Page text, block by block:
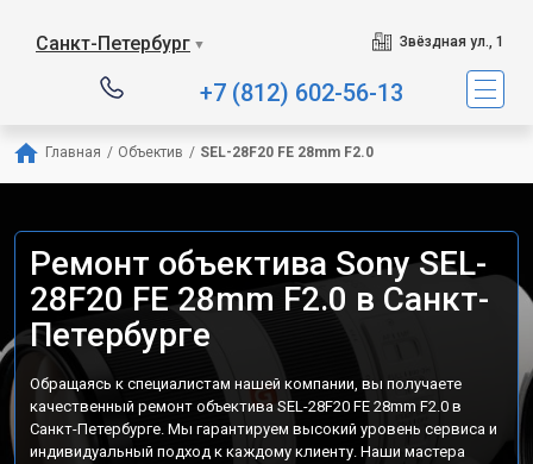
Санкт-Петербург ▼ Звёздная ул., 1
+7 (812) 602-56-13
Главная / Объектив / SEL-28F20 FE 28mm F2.0
Ремонт объектива Sony SEL-
28F20 FE 28mm F2.0 в Санкт-
Петербурге
Обращаясь к специалистам нашей компании, вы получаете
качественный ремонт объектива SEL-28F20 FE 28mm F2.0 в
Санкт-Петербурге. Мы гарантируем высокий уровень сервиса и
индивидуальный подход к каждому клиенту. Наши мастера